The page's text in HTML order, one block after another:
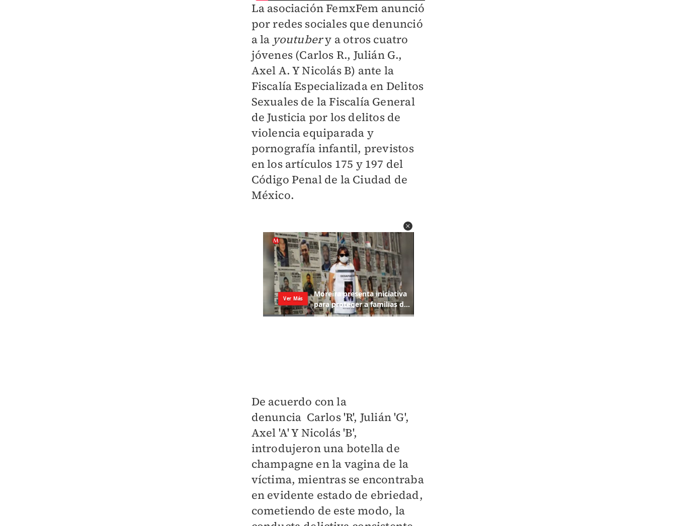
La asociación FemxFem anunció
por redes sociales que denunció
a la youtubery a otros cuatro
jóvenes (Carlos R., Julián G.,
Axel A. Y Nicolás B) ante la
Fiscalía Especializada en Delitos
Sexuales de la Fiscalía General
de Justicia por los delitos de
violencia equiparada y
pornografía infantil, previstos
en los artículos 175 y 197 del
Código Penal de la Ciudad de
México.
De acuerdo con la
denuncia Carlos 'R', Julián 'G',
Axel 'A' Y Nicolás 'B',
introdujeron una botella de
champagne en la vagina de la
víctima, mientras se encontraba
en evidente estado de ebriedad,
cometiendo de este modo, la